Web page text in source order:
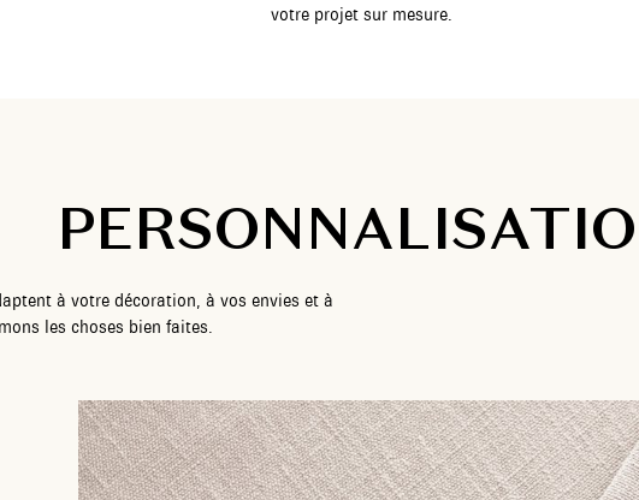
votre projet sur mesure.
à votre décoration, à vos envies et à
les choses bien faites.